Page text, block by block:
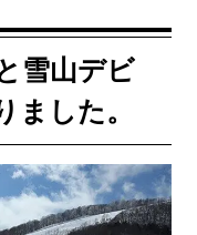
雪山デビ
ました。